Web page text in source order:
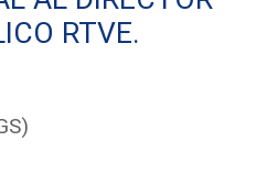
RTVE.